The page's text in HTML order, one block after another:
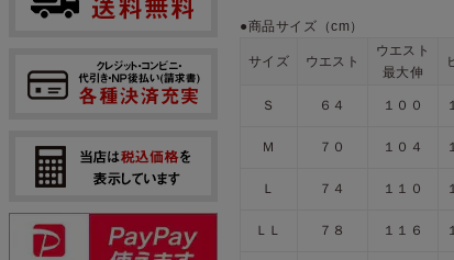
●商品サイズ（cm）
サイズ ウエスト
ウエスト
最大伸
Ｓ ６４ １００
Ｍ ７０ １０４
Ｌ ７４ １１０
ＬＬ ７８ １１６